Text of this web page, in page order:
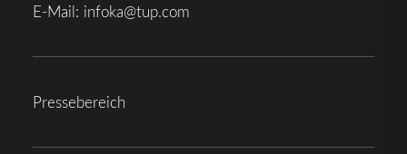
E-Mail: infoka@tup.com
Pressebereich